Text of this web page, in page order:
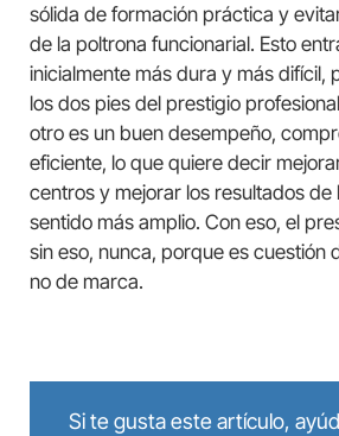
sólida de formación práctica y
de la poltrona funcionarial. Esto
inicialmente más dura y más difícil,
los dos pies del prestigio
otro es un buen desempeño,
eficiente, lo que quiere decir
centros y mejorar los resultados de
sentido más amplio. Con eso, el
sin eso, nunca, porque es cuestión
no de marca.
Si te gusta este artículo,